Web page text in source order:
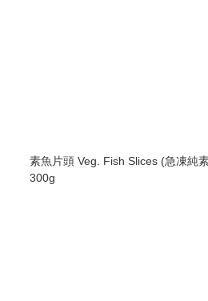
素魚片頭 Veg. Fish Slices (急凍純素)
300g